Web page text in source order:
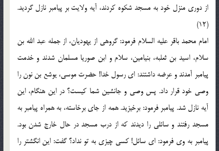
از دوری منزل خود به مسجد شکوه کردند، آیه ولایت بر پیامبر نازل گردید.
(12)
امام محمد باقر علیه السلام فرمود: گروهی از یهودیان، از جمله عبد الله بن
سلام، اسید بن ثعلبه، بنیامین، سلام و ابن صوریا مسلمان شدند و خدمت
پیامبر آمدند و عرضه داشتند: ای رسول خدا! حضرت موسی، یوشع بن نون را
وصی خود قرار داد. پس وصی و جانشین شما کیست؟ در این هنگام، این
آیه نازل شد. پیامبر فرمود: برخیزید. همه از جای برخاسته، به همراه پیامبر به
مسجد رفتند و سائلی را دیدند که از درب مسجد در حال خارج شدن بود.
پیامبر به وی فرمود: ای سائل! کسی چیزی به تو نداد؟ گفت: این انگشتر را